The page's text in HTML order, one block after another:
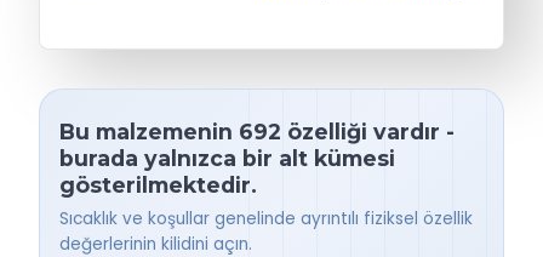
Bu malzemenin 692 özelliği vardır -
burada yalnızca bir alt kümesi
gösterilmektedir.
Sıcaklık ve koşullar genelinde ayrıntılı fiziksel özellik
değerlerinin kilidini açın.